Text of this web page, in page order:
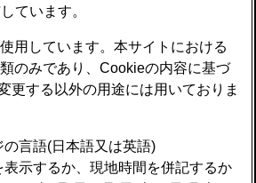
ています。
用しています。本サイトにおける
のみであり、Cookieの内容に基づ
更する以外の用途には用いておりま
言語(日本語又は英語)
表示するか、現地時間を併記するか